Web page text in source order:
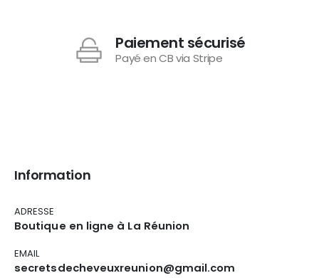
Paiement sécurisé
Payé en CB via Stripe
Information
ADRESSE
Boutique en ligne à La Réunion
EMAIL
secretsdecheveuxreunion@gmail.com